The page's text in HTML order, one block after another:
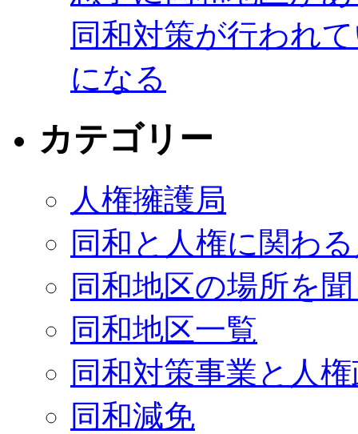
同和対策が行われ
になる
カテゴリー
人権擁護局
同和と人権に関わ
同和地区の場所を
同和地区一覧
同和対策事業と人
同和減免